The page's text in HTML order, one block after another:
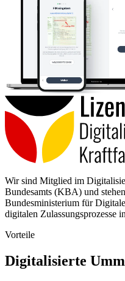
Wir sind Mitglied im
Bundesamts (KBA) und
Bundesministerium für
digitalen Zulassungsprozesse
Vorteile
Digitalisierte